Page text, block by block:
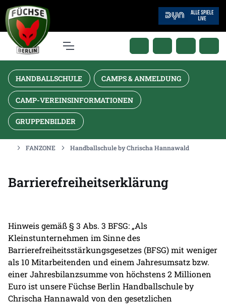
HANDBALLSCHULE CAMPS & ANMELDUNG
CAMP-VEREINSINFORMATIONEN
GRUPPENBILDER
FANZONE Handballschule by Chrischa Hannawald
Barrierefreiheitserklärung
Hinweis gemäß § 3 Abs. 3 BFSG: „Als
Kleinstunternehmen im Sinne des
Barrierefreiheitsstärkungsgesetzes (BFSG) mit weniger
als 10 Mitarbeitenden und einem Jahresumsatz bzw.
einer Jahresbilanzsumme von höchstens 2 Millionen
Euro ist unsere Füchse Berlin Handballschule by
Chrischa Hannawald von den gesetzlichen